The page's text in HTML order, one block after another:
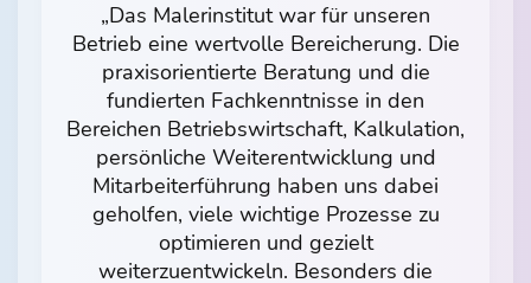
„Das Malerinstitut war für unseren
Betrieb eine wertvolle Bereicherung. Die
praxisorientierte Beratung und die
fundierten Fachkenntnisse in den
Bereichen Betriebswirtschaft, Kalkulation,
persönliche Weiterentwicklung und
Mitarbeiterführung haben uns dabei
geholfen, viele wichtige Prozesse zu
optimieren und gezielt
weiterzuentwickeln. Besonders die